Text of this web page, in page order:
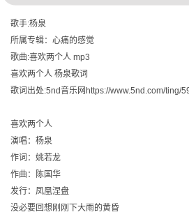
歌手:杨泉
所属专辑：心痛的感觉
歌曲:喜欢两个人 mp3
喜欢两个人 杨泉歌词
歌词出处:5nd音乐网https://www.5nd.com/ting/
喜欢两个人
演唱：杨泉
作词：姚若龙
作曲：陈国华
发行：凤凰涅盘
没必要回想刚刚下大雨的黄昏